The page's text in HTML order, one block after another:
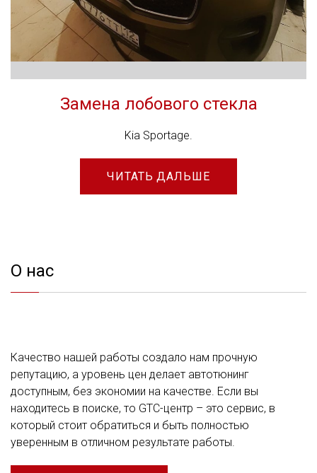
Замена лобового стекла
Kia Sportage.
ЧИТАТЬ ДАЛЬШЕ
О нас
Качество нашей работы создало нам прочную
репутацию, а уровень цен делает автотюнинг
доступным, без экономии на качестве. Если вы
находитесь в поиске, то GTC-центр – это сервис, в
который стоит обратиться и быть полностью
уверенным в отличном результате работы.